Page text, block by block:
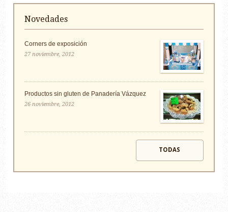
Novedades
Corners de exposición
27 noviembre, 2012
Productos sin gluten de Panadería Vázquez
26 noviembre, 2012
TODAS